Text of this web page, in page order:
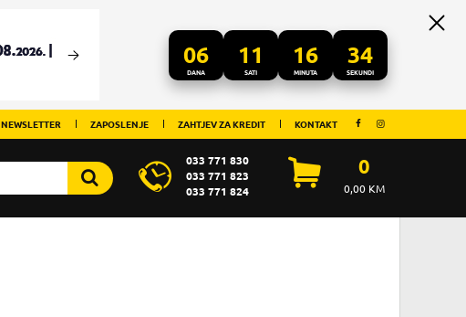
06
DANA
11
SATI
16
MINUTA
33
SEKUNDI
NEWSLETTER ZAPOSLENJE ZAHTJEV ZA KREDIT KONTAKT
033 771 830
033 771 823
033 771 824
0
0,00KM